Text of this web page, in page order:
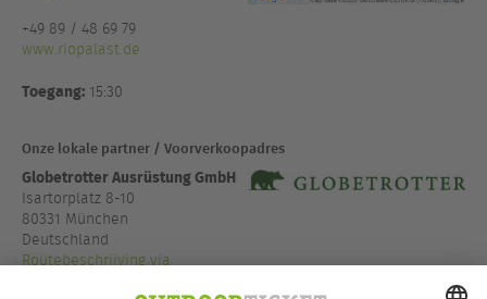
+49 89 / 48 69 79
www.riopalast.de
Toegang: 15:30
Onze lokale partner / Voorverkoopadres
Globetrotter Ausrüstung GmbH
Isartorplatz 8-10
80331 München
Deutschland
Routebeschrijving via